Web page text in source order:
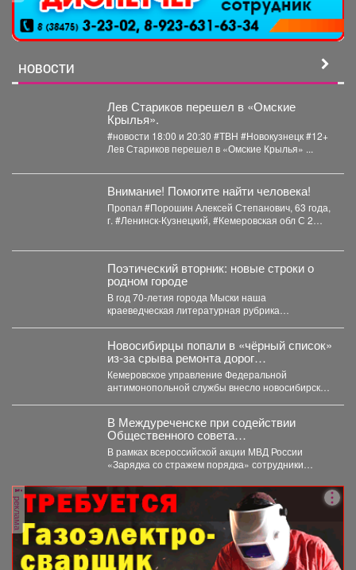
НОВОСТИ
Лев Стариков перешел в «Омские
Крылья».
#новости 18:00 и 20:30 #ТВН #Новокузнецк #12+
Лев Стариков перешел в «Омские Крылья» ...
Внимание! Помогите найти человека!
Пропал #Порошин Алексей Степанович, 63 года,
г. #Ленинск-Кузнецкий, #Кемеровская обл С 2
Поэтический вторник: новые строки о
родном городе
В год 70-летия города Мыски наша
краеведческая литературная рубрика
Новосибирцы попали в «чёрный список»
из‑за срыва ремонта дорог
Прокопьевска
Кемеровское управление Федеральной
антимонопольной службы внесло новосибирскую
В Междуреченске при содействии
Общественного совета
полицейские провели утреннюю зарядку
для детей из лагеря дневного
пребывания
В рамках всероссийской акции МВД России
«Зарядка со стражем порядка» сотрудники
реклама